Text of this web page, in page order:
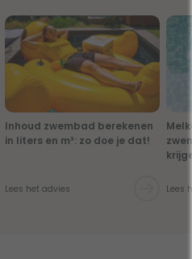
Inhoud zwembad berekenen
in liters en m³: zo doe je dat!
Lees het advies Lees